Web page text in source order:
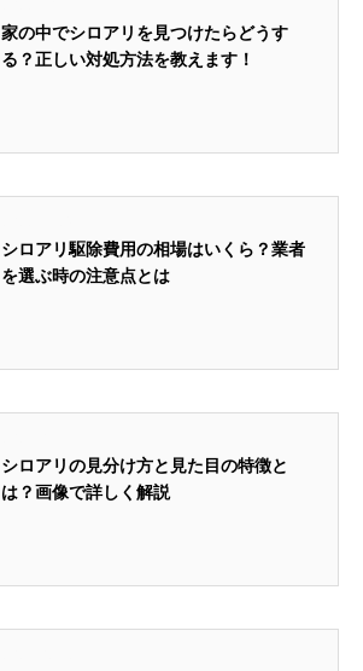
家の中でシロアリを見つけたらどうす
る？正しい対処方法を教えます！
シロアリ駆除費用の相場はいくら？業者
を選ぶ時の注意点とは
シロアリの見分け方と見た目の特徴と
は？画像で詳しく解説